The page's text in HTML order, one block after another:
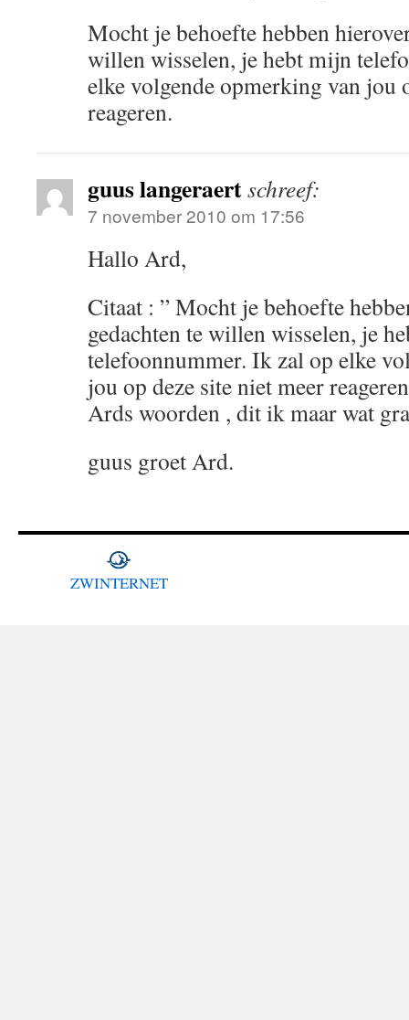
Mocht je behoefte hebben
willen wisselen, je hebt mijn
elke volgende opmerking van jou
reageren.
guus langeraertschreef:
7 november 2010 om 17:56
Hallo Ard,
Citaat : ” Mocht je behoefte
gedachten te willen wisselen, je
telefoonnummer. Ik zal op elke
jou op deze site niet meer
Ards woorden , dit ik maar wat
guus groet Ard.
ZWINTERNET